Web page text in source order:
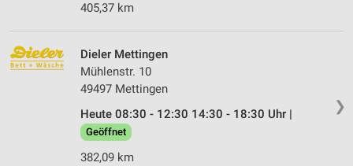
405,37 km
❯
Dieler Mettingen
Mühlenstr. 10
49497 Mettingen
Heute 08:30 - 12:30 14:30 - 18:30 Uhr |
Geöffnet
382,09 km